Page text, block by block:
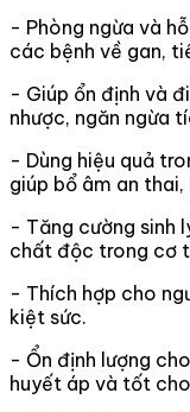
- Phòng ngừa và
các bệnh về gan,
- Giúp ổn định và
nhược, ngăn ngừa
- Dùng hiệu quả
giúp bổ âm an thai,
- Tăng cường sinh
chất độc trong cơ
- Thích hợp cho
kiệt sức.
- Ổn định lượng
huyết áp và tốt